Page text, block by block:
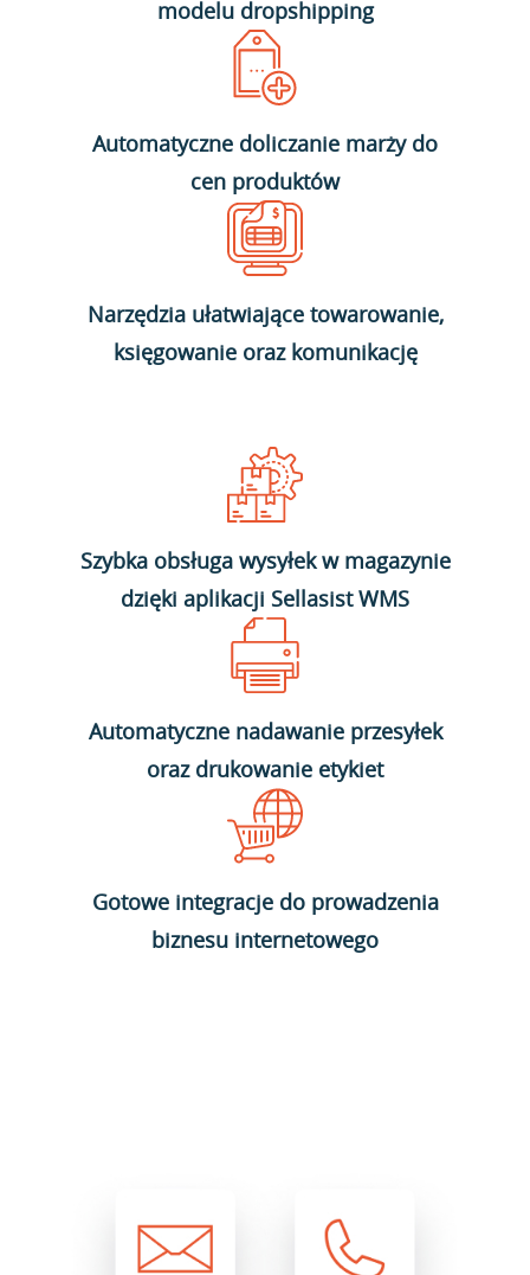
modelu dropshipping
Automatyczne doliczanie marży do
cen produktów
Narzędzia ułatwiające towarowanie,
księgowanie oraz komunikację
Szybka obsługa wysyłek w magazynie
dzięki aplikacji Sellasist WMS
Automatyczne nadawanie przesyłek
oraz drukowanie etykiet
Gotowe integracje do prowadzenia
biznesu internetowego